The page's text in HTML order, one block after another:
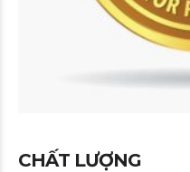
CHẤT LƯỢNG